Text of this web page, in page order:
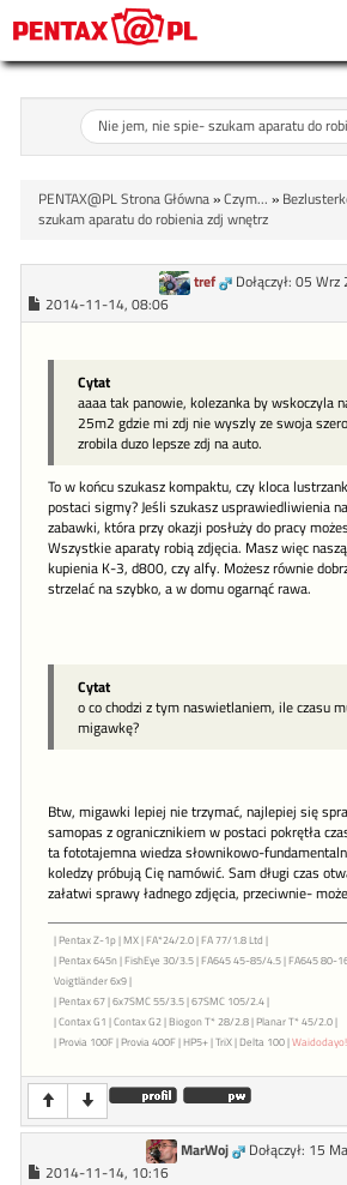
Nie jem, nie spie- szukam aparatu do
PENTAX@PL Strona Główna»Czym... »
szukam aparatu do robienia zdj wnętrz
tref
Dołączył: 05
2014-11-14, 08:06
Cytat
aaaa tak panowie, kolezanka by wskoczyla
25m2 gdzie mi zdj nie wyszly ze swoja
zrobila duzo lepsze zdj na auto.
To w końcu szukasz kompaktu, czy kloca
postaci sigmy? Jeśli szukasz usprawiedliwienia
zabawki, która przy okazji posłuży do pracy
Wszystkie aparaty robią zdjęcia. Masz więc
kupienia K-3, d800, czy alfy. Możesz równie
strzelać na szybko, a w domu ogarnąć rawa.
Cytat
o co chodzi z tym naswietlaniem, ile czasu
migawkę?
Btw, migawki lepiej nie trzymać, najlepiej się
samopas z ogranicznikiem w postaci pokrętła
ta fototajemna wiedza słownikowo-
koledzy próbują Cię namówić. Sam długi czas
załatwi sprawy ładnego zdjęcia, przeciwnie-
| Pentax Z-1p | MX | FA*24/2.0 | FA 77/1.8 Ltd |
| Pentax 645n | FishEye 30/3.5 | FA645 45-85/4.5 | FA645 80-
Voigtländer 6x9 |
| Pentax 67 | 6x7SMC 55/3.5 | 67SMC 105/2.4 |
| Contax G1 | Contax G2 | Biogon T* 28/2.8 | Planar T* 45/2.0 |
| Provia 100F | Provia 400F | HP5+ | TriX | Delta 100 |Waidodayo!
MarWoj
Dołączył: 15
2014-11-14, 10:16